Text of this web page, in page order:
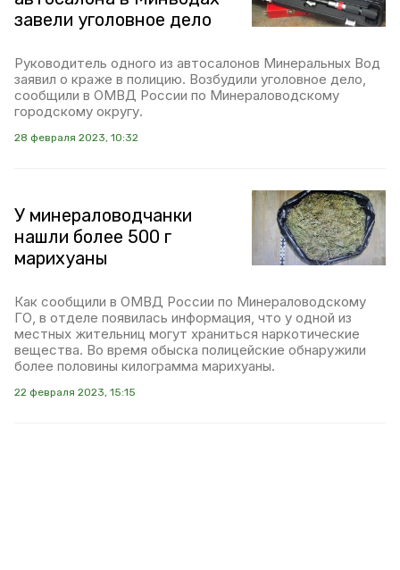
завели уголовное дело
Руководитель одного из автосалонов Минеральных Вод
заявил о краже в полицию. Возбудили уголовное дело,
сообщили в ОМВД России по Минераловодскому
городскому округу.
28 февраля 2023, 10:32
У минераловодчанки
нашли более 500 г
марихуаны
Как сообщили в ОМВД России по Минераловодскому
ГО, в отделе появилась информация, что у одной из
местных жительниц могут храниться наркотические
вещества. Во время обыска полицейские обнаружили
более половины килограмма марихуаны.
22 февраля 2023, 15:15